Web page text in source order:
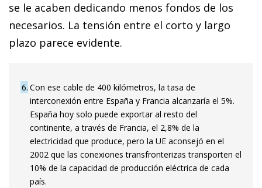
se le acaben dedicando menos fondos de los
necesarios. La tensión entre el corto y largo
plazo parece evidente.
6 Con ese cable de 400 kilómetros, la tasa de
interconexión entre España y Francia alcanzaría el 5%.
España hoy solo puede exportar al resto del
continente, a través de Francia, el 2,8% de la
electricidad que produce, pero la UE aconsejó en el
2002 que las conexiones transfronterizas transporten el
10% de la capacidad de producción eléctrica de cada
país.